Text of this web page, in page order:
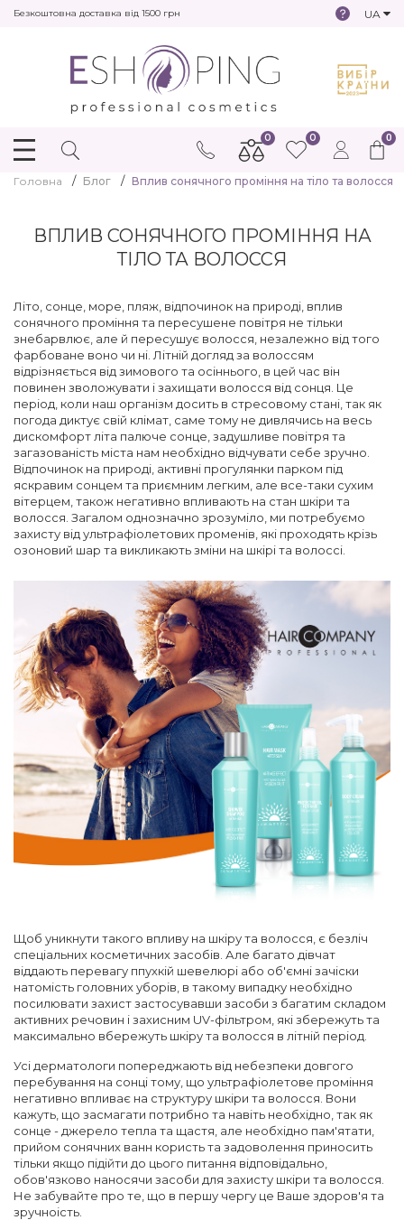
Безкоштовна доставка від 1500 грн UA
0
0 0
Головна Блог Вплив сонячного проміння на тіло та волосся
ВПЛИВ СОНЯЧНОГО ПРОМІННЯ НА
ТІЛО ТА ВОЛОССЯ
Літо, сонце, море, пляж, відпочинок на природі, вплив
сонячного проміння та пересушене повітря не тільки
знебарвлює, але й пересушує волосся, незалежно від того
фарбоване воно чи ні. Літній догляд за волоссям
відрізняється від зимового та осіннього, в цей час він
повинен зволожувати і захищати волосся від сонця. Це
період, коли наш організм досить в стресовому стані, так як
погода диктує свій клімат, саме тому не дивлячись на весь
дискомфорт літа палюче сонце, задушливе повітря та
загазованість міста нам необхідно відчувати себе зручно.
Відпочинок на природі, активні прогулянки парком під
яскравим сонцем та приємним легким, але все-таки сухим
вітерцем, також негативно впливають на стан шкіри та
волосся. Загалом однозначно зрозуміло, ми потребуємо
захисту від ультрафіолетових променів, які проходять крізь
озоновий шар та викликають зміни на шкірі та волоссі.
Щоб уникнути такого впливу на шкіру та волосся, є безліч
спеціальних косметичних засобів. Але багато дівчат
віддають перевагу ппухкій шевелюрі або об'ємні зачіски
натомість головних уборів, в такому випадку необхідно
посилювати захист застосувавши засоби з багатим складом
активних речовин і захисним UV-фільтром, які збережуть та
максимально вбережуть шкіру та волосся в літній період.
Усі дерматологи попереджають від небезпеки довгого
перебування на сонці тому, що ультрафіолетове проміння
негативно впливає на структуру шкіри та волосся. Вони
кажуть, що засмагати потрибно та навіть необхідно, так як
сонце - джерело тепла та щастя, але необхідно пам'ятати,
прийом сонячних ванн користь та задоволення приносить
тільки якщо підійти до цього питання відповідально,
обов'язково наносячи засоби для захисту шкіри та волосся.
Не забувайте про те, що в першу чергу це Ваше здоров'я та
зручноість.